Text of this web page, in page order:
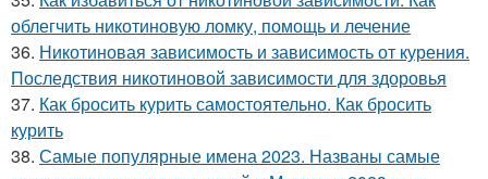
облегчить никотиновую ломку, помощь и лечение
36. Никотиновая зависимость и зависимость от курения.
Последствия никотиновой зависимости для здоровья
37. Как бросить курить самостоятельно. Как бросить
курить
38. Самые популярные имена 2023. Названы самые